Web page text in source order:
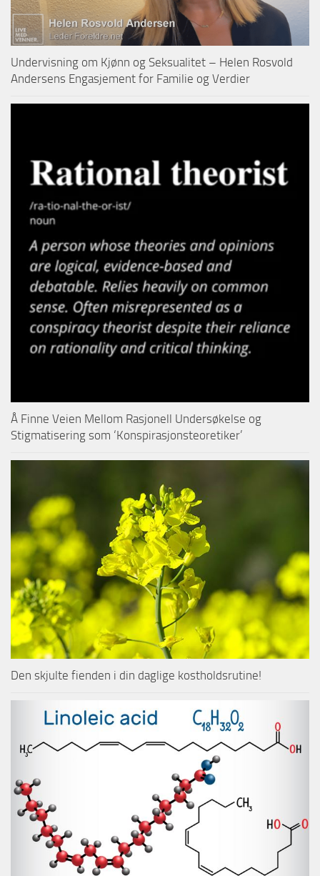
Undervisning om Kjønn og Seksualitet – Helen Rosvold
Andersens Engasjement for Familie og Verdier
Å Finne Veien Mellom Rasjonell Undersøkelse og
Stigmatisering som ‘Konspirasjonsteoretiker’
Den skjulte fienden i din daglige kostholdsrutine!